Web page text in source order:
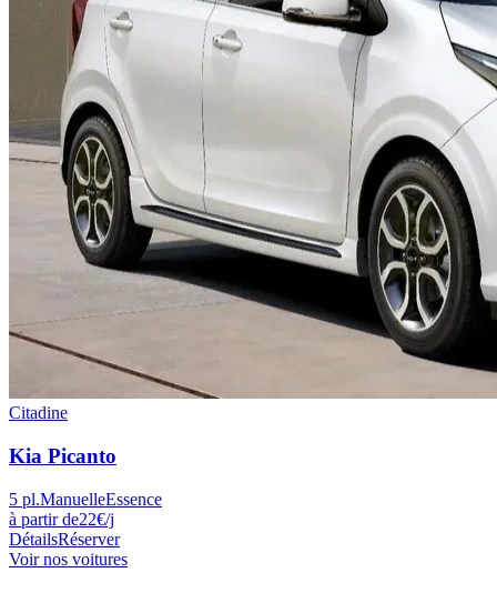
Citadine
Kia Picanto
5 pl.ManuelleEssence
à partir de22€/j
DétailsRéserver
Voir nos voitures